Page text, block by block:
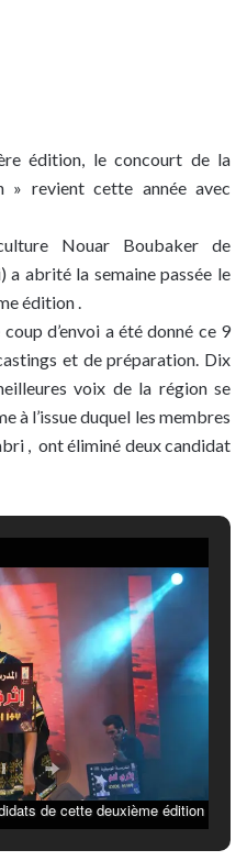
édition, le concourt de la
» revient cette année avec
Nouar Boubaker de
a abrité la semaine passée le
édition .
d’envoi a été donné ce 9
et de préparation. Dix
voix de la région se
à l’issue duquel les membres
, ont éliminé deux candidat
de cette deuxième édition